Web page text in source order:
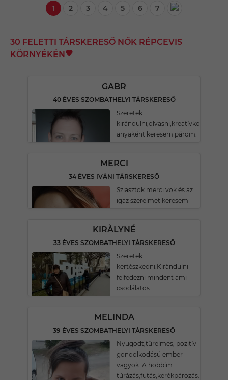
1 2 3 4 5 6 7
30 FELETTI TÁRSKERESŐ NŐK RÉPCEVIS
KÖRNYÉKÉN
GABR
40 ÉVES SZOMBATHELYI TÁRSKERESŐ
Szeretek
anyaként keresem párom.
MERCI
34 ÉVES IVÁNI TÁRSKERESŐ
Sziasztok merci vok és az
igaz szerelmet keresem
KIRÀLYNÉ
33 ÉVES SZOMBATHELYI TÁRSKERESŐ
Szeretek
kertészkedni.Kiràndulni
felfedezni mindent ami
csodálatos.
MELINDA
39 ÉVES SZOMBATHELYI TÁRSKERESŐ
Nyugodt,türelmes, pozitív
gondolkodású ember
vagyok. A hobbim
túrázás,futás,kerékpározás.